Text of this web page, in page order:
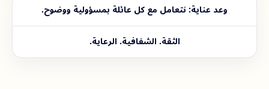
وعد عناية: نتعامل مع كل عائلة بمسؤولية ووضوح.
الثقة. الشفافية. الرعاية.